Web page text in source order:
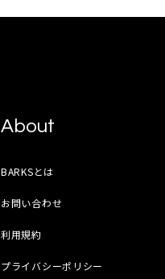
About
BARKSとは
お問い合わせ
利用規約
プライバシーポリシー